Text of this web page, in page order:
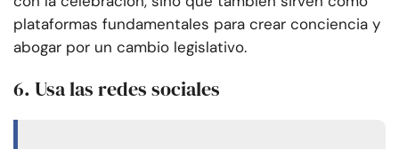
plataformas fundamentales para crear conciencia y
abogar por un cambio legislativo.
6. Usa las redes sociales